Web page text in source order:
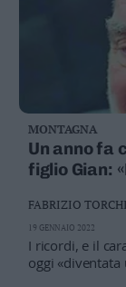
MONTAGNA
Un anno fa
figlio Gian:
I ricordi, e il
oggi «diventata
FABRIZIO
19 GENNAIO 2022